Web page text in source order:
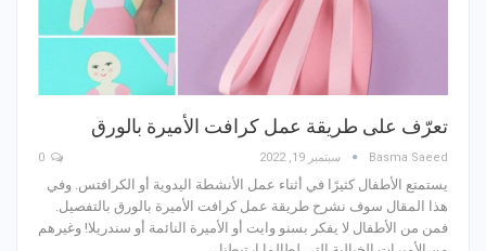
تعرّف على طريقة عمل كرافت الأميرة بالورق
Basma Saeed سبتمبر 19, 2022
يستمتع الأطفال كثيرًا في أثناء عمل الأنشطة اليدوية أو الكرافتس. وفي
هذا المقال سوف نشرح طريقة عمل كرافت الأميرة بالورق بالتفصيل.
فمن من الأطفال لا يفكر بسنو وايت أو الأميرة النائمة أو سندريلا! وغيرهم